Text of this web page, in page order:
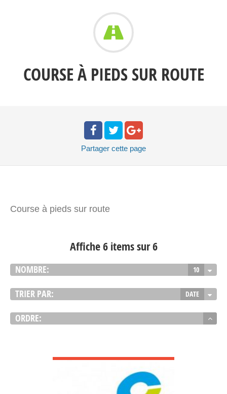
COURSE À PIEDS SUR ROUTE
Partager cette page
Course à pieds sur route
Affiche 6 items sur 6
NOMBRE: 10
TRIER PAR: DATE
ORDRE: